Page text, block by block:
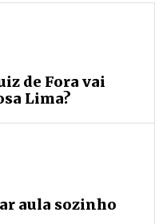
de Fora vai
Lima?
aula sozinho